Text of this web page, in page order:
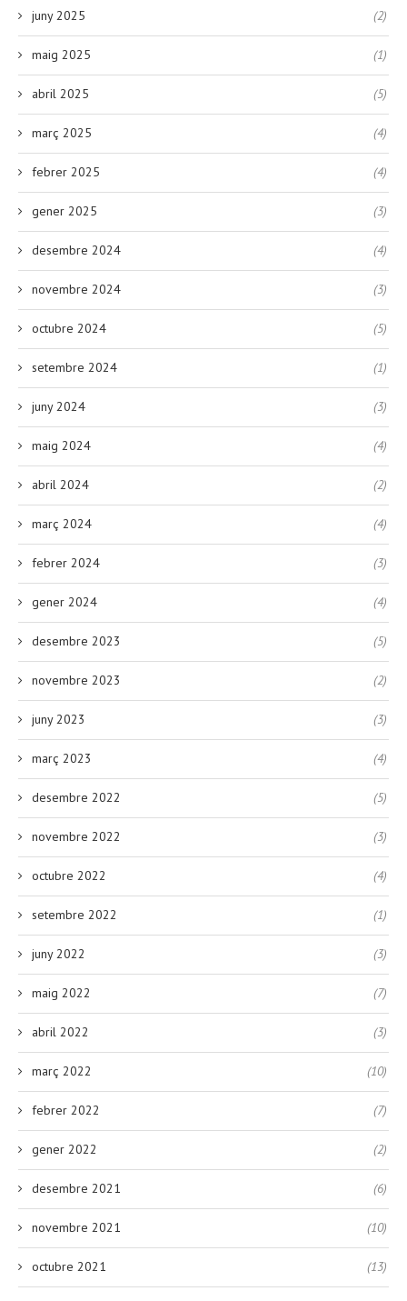
juny 2025 (2)
maig 2025 (1)
abril 2025 (5)
març 2025 (4)
febrer 2025 (4)
gener 2025 (3)
desembre 2024 (4)
novembre 2024 (3)
octubre 2024 (5)
setembre 2024 (1)
juny 2024 (3)
maig 2024 (4)
abril 2024 (2)
març 2024 (4)
febrer 2024 (3)
gener 2024 (4)
desembre 2023 (5)
novembre 2023 (2)
juny 2023 (3)
març 2023 (4)
desembre 2022 (5)
novembre 2022 (3)
octubre 2022 (4)
setembre 2022 (1)
juny 2022 (3)
maig 2022 (7)
abril 2022 (3)
març 2022 (10)
febrer 2022 (7)
gener 2022 (2)
desembre 2021 (6)
novembre 2021 (10)
octubre 2021 (13)